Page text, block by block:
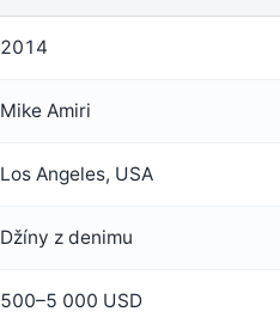
2014
Mike Amiri
Los Angeles, USA
Džíny z denimu
500–5 000 USD